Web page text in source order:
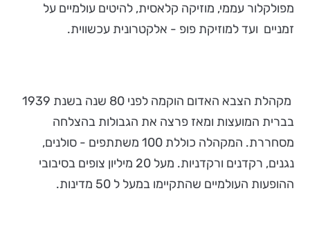
מפולקלור עממי, מוזיקה קלאסית, להיטים עולמיים על
זמניים ועד למוזיקת פופ - אלקטרונית עכשווית.
מקהלת הצבא האדום הוקמה לפני 80 שנה בשנת 1939
בברית המועצות ומאז פרצה את הגבולות בהצלחה
מסחררת. המקהלה כוללת 100 משתתפים - סולנים,
נגנים, רקדנים ורקדניות. מעל 20 מיליון צופים בסיבובי
ההופעות העולמיים שהתקיימו במעל ל 50 מדינות.